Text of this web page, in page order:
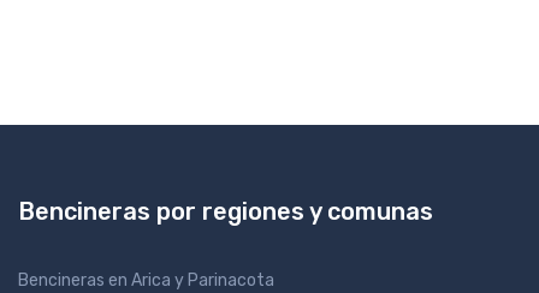
Bencineras por regiones y comunas
Bencineras en Arica y Parinacota